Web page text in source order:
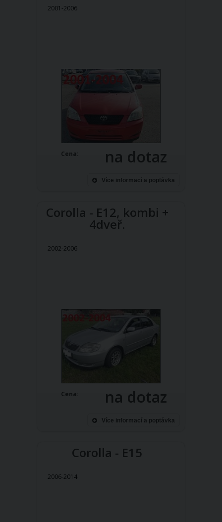
2001-2006
Cena: na dotaz
Více informací a poptávka
Corolla - E12, kombi +
4dveř.
2002-2006
Cena: na dotaz
Více informací a poptávka
Corolla - E15
2006-2014